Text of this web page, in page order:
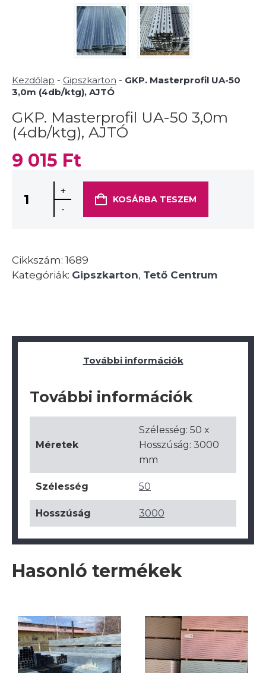
Kezdőlap - Gipszkarton - GKP. Masterprofil UA-50
3,0m (4db/ktg), AJTÓ
GKP. Masterprofil UA-50 3,0m
(4db/ktg), AJTÓ
9 015 Ft
+
-
KOSÁRBA TESZEM
Cikkszám: 1689
Kategóriák: Gipszkarton, Tető Centrum
További információk
További információk
Méretek
Szélesség: 50 x
Hosszúság: 3000
mm
Szélesség 50
Hosszúság 3000
Hasonló termékek